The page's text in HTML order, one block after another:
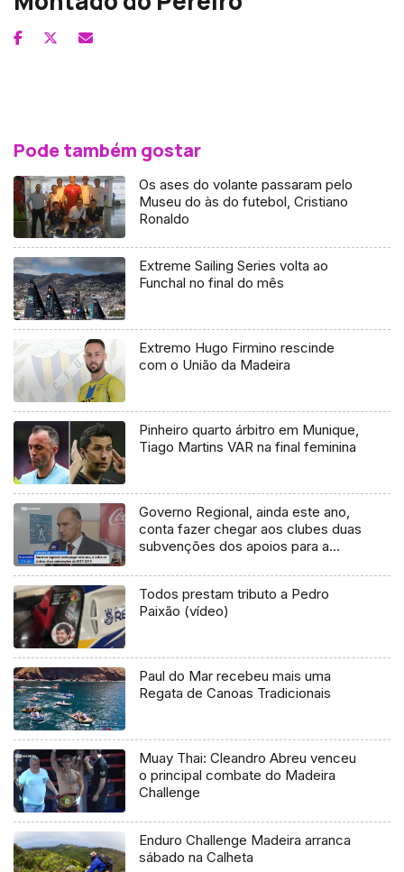
Pode também gostar
Os ases do volante passaram pelo
Museu do às do futebol, Cristiano
Ronaldo
Extreme Sailing Series volta ao
Funchal no final do mês
Extremo Hugo Firmino rescinde
com o União da Madeira
Pinheiro quarto árbitro em Munique,
Tiago Martins VAR na final feminina
Governo Regional, ainda este ano,
conta fazer chegar aos clubes duas
subvenções dos apoios para a
Todos prestam tributo a Pedro
Paixão (vídeo)
Paul do Mar recebeu mais uma
Regata de Canoas Tradicionais
Muay Thai: Cleandro Abreu venceu
o principal combate do Madeira
Challenge
Enduro Challenge Madeira arranca
sábado na Calheta